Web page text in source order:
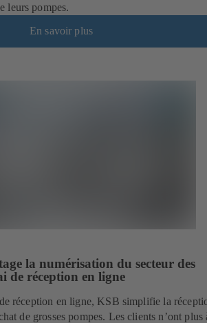
leurs pompes.
En savoir plus
la numérisation du secteur des
de réception en ligne
réception en ligne, KSB simplifie la
de grosses pompes. Les clients n’ont plus